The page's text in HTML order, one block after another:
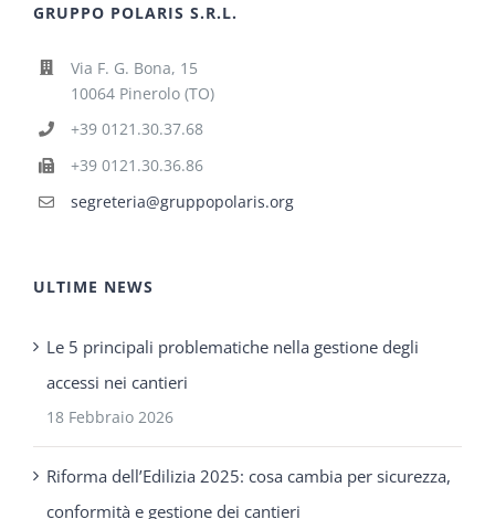
GRUPPO POLARIS S.R.L.
Via F. G. Bona, 15
10064 Pinerolo (TO)
+39 0121.30.37.68
+39 0121.30.36.86
segreteria@gruppopolaris.org
ULTIME NEWS
Le 5 principali problematiche nella gestione degli
accessi nei cantieri
18 Febbraio 2026
Riforma dell’Edilizia 2025: cosa cambia per sicurezza,
conformità e gestione dei cantieri